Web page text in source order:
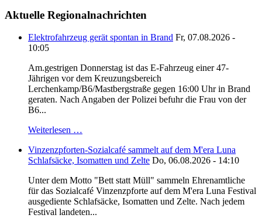
Aktuelle Regionalnachrichten
Elektrofahrzeug gerät spontan in Brand Fr, 07.08.2026 -
10:05
Am.gestrigen Donnerstag ist das E-Fahrzeug einer 47-
Jährigen vor dem Kreuzungsbereich
Lerchenkamp/B6/Mastbergstraße gegen 16:00 Uhr in Brand
geraten. Nach Angaben der Polizei befuhr die Frau von der
B6...
Weiterlesen …
Vinzenzpforten-Sozialcafé sammelt auf dem M'era Luna
Schlafsäcke, Isomatten und Zelte Do, 06.08.2026 - 14:10
Unter dem Motto "Bett statt Müll" sammeln Ehrenamtliche
für das Sozialcafé Vinzenzpforte auf dem M'era Luna Festival
ausgediente Schlafsäcke, Isomatten und Zelte. Nach jedem
Festival landeten...